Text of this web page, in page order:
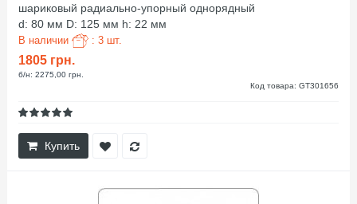
шариковый радиально-упорный однорядный
d: 80 мм D: 125 мм h: 22 мм
В наличии : 3 шт.
1805 грн.
б/н: 2275,00 грн.
Код товара: GT301656
Купить